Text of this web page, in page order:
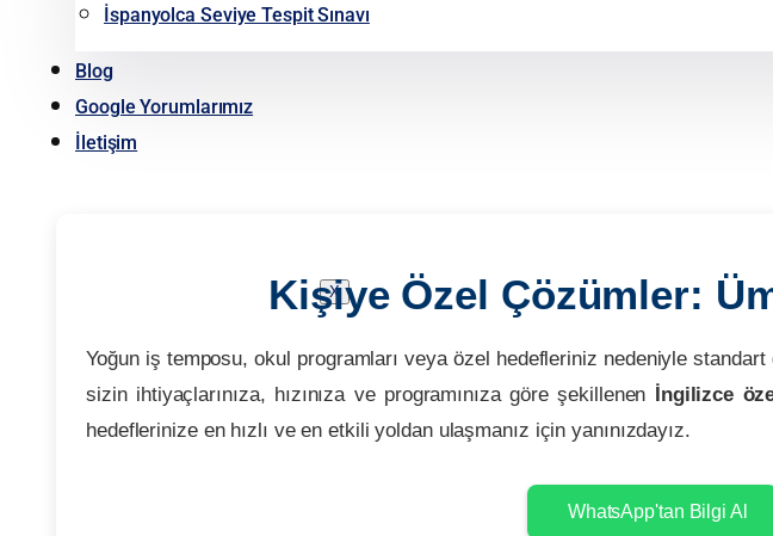
İspanyolca Seviye Tespit Sınavı
Blog
Google Yorumlarımız
İletişim
X
Kişiye Özel Çözümler:
Yoğun iş temposu, okul programları veya özel hedefleriniz nedeniyle
sizin ihtiyaçlarınıza, hızınıza ve programınıza göre şekillenen
İngilizce
hedeflerinize en hızlı ve en etkili yoldan ulaşmanız için yanınızdayız.
WhatsApp'tan Bilgi Al